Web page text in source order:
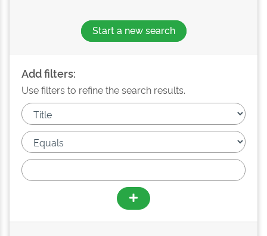
Start a new search
Add filters:
Use filters to refine the search results.